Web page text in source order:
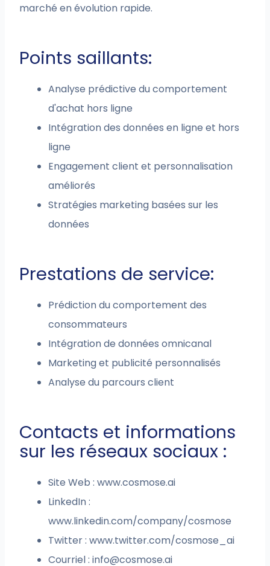
marché en évolution rapide.
Points saillants:
Analyse prédictive du comportement
d'achat hors ligne
Intégration des données en ligne et hors
ligne
Engagement client et personnalisation
améliorés
Stratégies marketing basées sur les
données
Prestations de service:
Prédiction du comportement des
consommateurs
Intégration de données omnicanal
Marketing et publicité personnalisés
Analyse du parcours client
Contacts et informations
sur les réseaux sociaux :
Site Web : www.cosmose.ai
LinkedIn :
www.linkedin.com/company/cosmose
Twitter : www.twitter.com/cosmose_ai
Courriel :info@cosmose.ai